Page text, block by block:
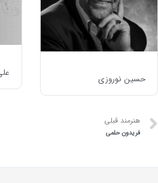
حسین نوروزی
هنرمند قبلی
فریدون حلمی